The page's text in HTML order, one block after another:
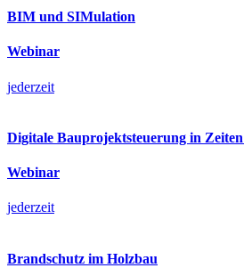
BIM und SIMulation
Webinar
jederzeit
Digitale Bauprojektsteuerung in
Webinar
jederzeit
Brandschutz im Holzbau